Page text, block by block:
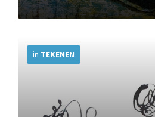
in TEKENEN
Info